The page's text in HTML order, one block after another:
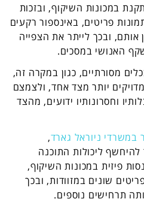
במכונות השיקוף, ובזכות
פריטים, באינספור רקעים
אותם, ובכך לייתר את הצפייה
האנושי במסכים.
מסורתיים, כגון במקרה זה,
יותר מצד אחד, ולצמצם
וחסרונותיו ידועים, מהצד
במשרדי ניוראל גארד,
להיחשף ליכולות התוכנה
פיזית במכונות השיקוף,
שונים במזוודות, ובכך
תרחישים נוספים.